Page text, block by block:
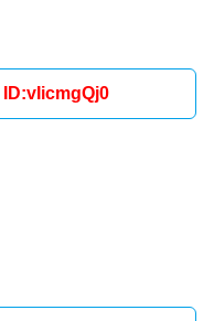
ID:vIicmgQj0